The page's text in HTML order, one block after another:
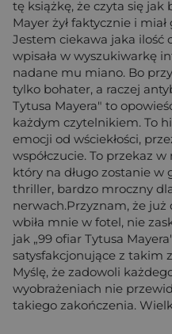
tę książkę, że czyta się jak
Mayer żył faktycznie i
Jestem ciekawa jaka ilość
wpisała w wyszukiwarkę
nadane mu miano. Bo
tylko bohater, a raczej
Tytusa Mayera" to
każdym czytelnikiem. To
emocji od wściekłości,
współczucie. To przekaz
który na długo zostanie w
thriller, bardzo mroczny
nerwach.Przyznam, że
wbiła mnie w fotel, nie
jak „99 ofiar Tytusa
satysfakcjonujące z takim
Myślę, że zadowoli
wyobrażeniach nie
takiego zakończenia.